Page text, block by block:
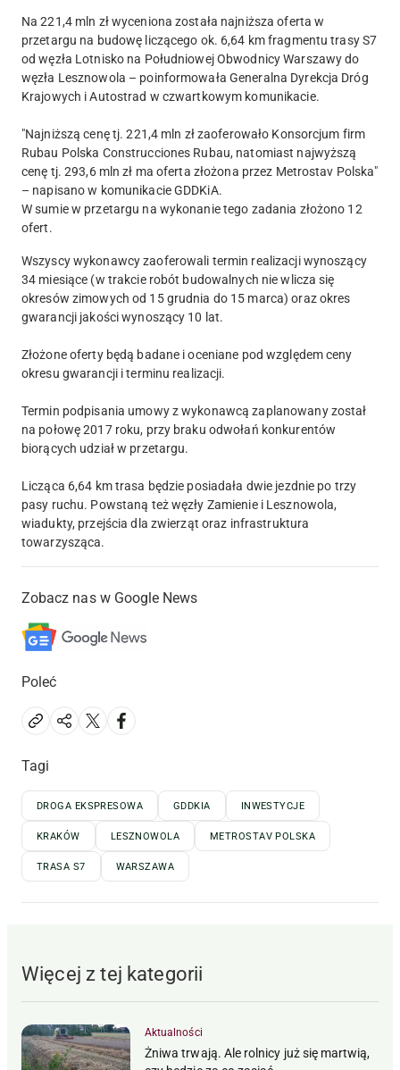
Na 221,4 mln zł wyceniona została najniższa oferta w
przetargu na budowę liczącego ok. 6,64 km fragmentu trasy S7
od węzła Lotnisko na Południowej Obwodnicy Warszawy do
węzła Lesznowola – poinformowała Generalna Dyrekcja Dróg
Krajowych i Autostrad w czwartkowym komunikacie.
"Najniższą cenę tj. 221,4 mln zł zaoferowało Konsorcjum firm
Rubau Polska Construcciones Rubau, natomiast najwyższą
cenę tj. 293,6 mln zł ma oferta złożona przez Metrostav Polska"
– napisano w komunikacie GDDKiA.
W sumie w przetargu na wykonanie tego zadania złożono 12
ofert.
Wszyscy wykonawcy zaoferowali termin realizacji wynoszący
34 miesiące (w trakcie robót budowalnych nie wlicza się
okresów zimowych od 15 grudnia do 15 marca) oraz okres
gwarancji jakości wynoszący 10 lat.
Złożone oferty będą badane i oceniane pod względem ceny
okresu gwarancji i terminu realizacji.
Termin podpisania umowy z wykonawcą zaplanowany został
na połowę 2017 roku, przy braku odwołań konkurentów
biorących udział w przetargu.
Licząca 6,64 km trasa będzie posiadała dwie jezdnie po trzy
pasy ruchu. Powstaną też węzły Zamienie i Lesznowola,
wiadukty, przejścia dla zwierząt oraz infrastruktura
towarzysząca.
Zobacz nas w Google News
Poleć
Tagi
DROGA EKSPRESOWA GDDKIA INWESTYCJE
KRAKÓW LESZNOWOLA METROSTAV POLSKA
TRASA S7 WARSZAWA
Więcej z tej kategorii
Aktualności
Żniwa trwają. Ale rolnicy już się martwią,